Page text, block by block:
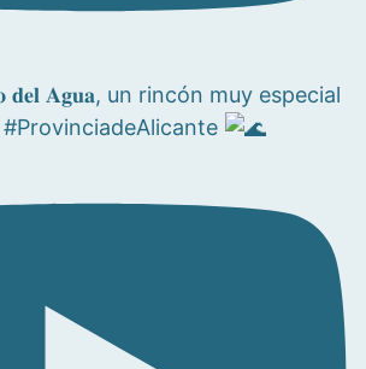
𝐝𝐞𝐥 𝐀𝐠𝐮𝐚, un rincón muy especial